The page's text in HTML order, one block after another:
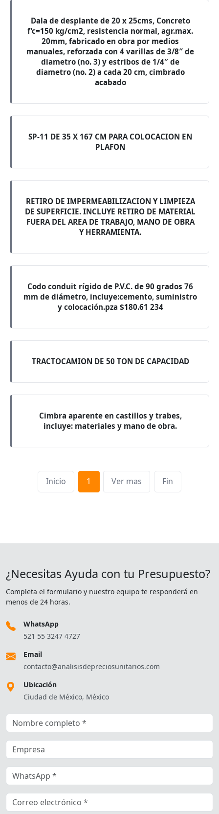
Dala de desplante de 20 x 25cms, Concreto
f’c=150 kg/cm2, resistencia normal, agr.max.
20mm, fabricado en obra por medios
manuales, reforzada con 4 varillas de 3/8″ de
diametro (no. 3) y estribos de 1/4″ de
diametro (no. 2) a cada 20 cm, cimbrado
acabado
SP-11 DE 35 X 167 CM PARA COLOCACION EN
PLAFON
RETIRO DE IMPERMEABILIZACION Y LIMPIEZA
DE SUPERFICIE. INCLUYE RETIRO DE MATERIAL
FUERA DEL AREA DE TRABAJO, MANO DE OBRA
Y HERRAMIENTA.
Codo conduit rígido de P.V.C. de 90 grados 76
mm de diámetro, incluye:cemento, suministro
y colocación.pza $180.61 234
TRACTOCAMION DE 50 TON DE CAPACIDAD
Cimbra aparente en castillos y trabes,
incluye: materiales y mano de obra.
Inicio 1 Ver mas Fin
¿Necesitas Ayuda con tu Presupuesto?
Completa el formulario y nuestro equipo te responderá en
menos de 24 horas.
WhatsApp
521 55 3247 4727
Email
contacto@analisisdepreciosunitarios.com
Ubicación
Ciudad de México, México